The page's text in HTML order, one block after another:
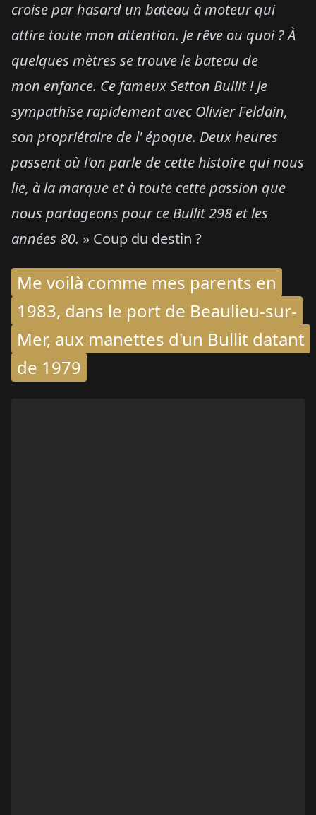
croise par hasard un bateau à moteur qui
attire toute mon attention. Je rêve ou quoi ? À
quelques mètres se trouve le bateau de
mon enfance. Ce fameux Setton Bullit ! Je
sympathise rapidement avec Olivier Feldain,
son propriétaire de l' époque. Deux heures
passent où l'on parle de cette histoire qui nous
lie, à la marque et à toute cette passion que
nous partageons pour ce Bullit 298 et les
années 80. » Coup du destin ?
Me voilà comme mes parents en
1983, dans le port de Beaulieu-sur-
Mer, aux manettes d'un Bullit datant
de 1979